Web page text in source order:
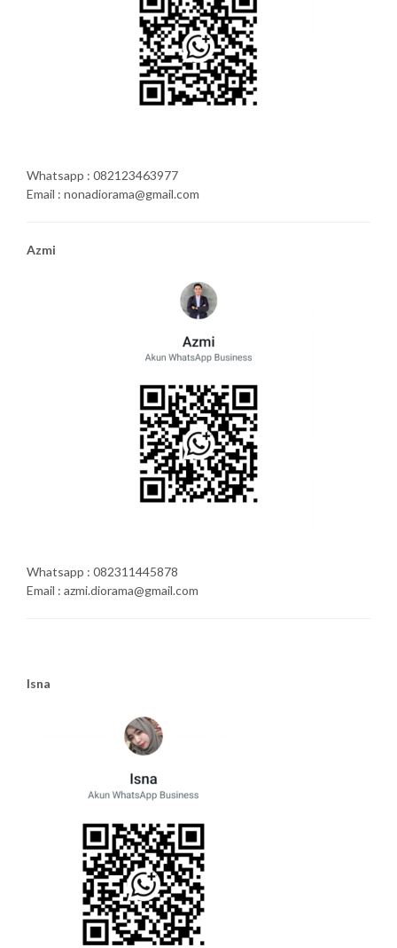
Whatsapp : 082123463977
Email : nonadiorama@gmail.com
Azmi
Whatsapp : 082311445878
Email : azmi.diorama@gmail.com
Isna